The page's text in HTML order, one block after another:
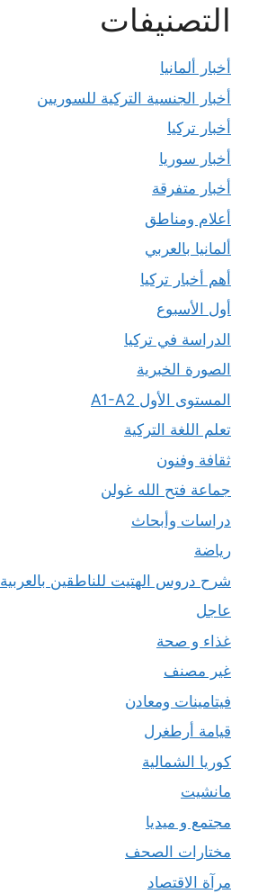
التصنيفات
أخبار ألمانيا
أخبار الجنسية التركية للسوريين
أخبار تركيا
أخبار سوريا
أخبار متفرقة
أعلام ومناطق
ألمانيا بالعربي
أهم أخبار تركيا
أول الأسبوع
الدراسة في تركيا
الصورة الخبرية
المستوى الأول A1-A2
تعلم اللغة التركية
ثقافة وفنون
جماعة فتح الله غولن
دراسات وأبحاث
رياضة
شرح دروس الهتيت للناطقين بالعربية
عاجل
غذاء و صحة
غير مصنف
فيتامينات ومعادن
قيامة أرطغرل
كوريا الشمالية
مانشيت
مجتمع و ميديا
مختارات الصحف
مرآة الاقتصاد